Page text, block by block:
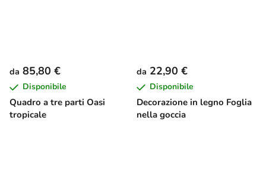
Quadro a tre parti Oasi
tropicale
da 85,80 €
Disponibile
Decorazione in legno Foglia
nella goccia
da 22,90 €
Disponibile